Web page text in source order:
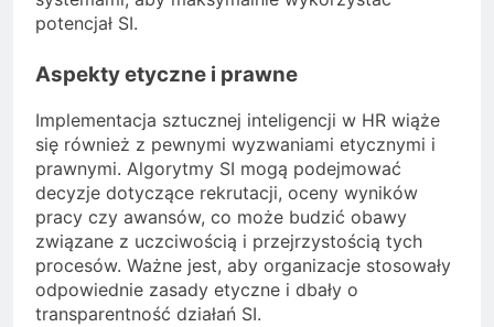
potencjał SI.
Aspekty etyczne i prawne
Implementacja sztucznej inteligencji w HR wiąże
się również z pewnymi wyzwaniami etycznymi i
prawnymi. Algorytmy SI mogą podejmować
decyzje dotyczące rekrutacji, oceny wyników
pracy czy awansów, co może budzić obawy
związane z uczciwością i przejrzystością tych
procesów. Ważne jest, aby organizacje stosowały
odpowiednie zasady etyczne i dbały o
transparentność działań SI.